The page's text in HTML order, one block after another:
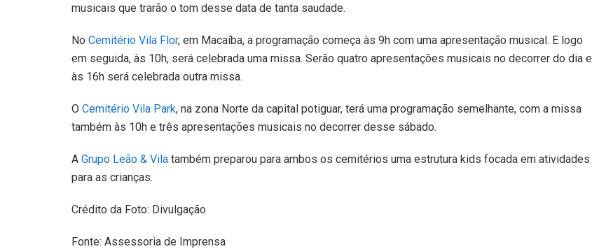
musicais que trarão o tom desse data de tanta saudade.
No Cemitério Vila Flor, em Macaíba, a programação começa às 9h com uma apresentação musical. E logo
em seguida, às 10h, será celebrada uma missa. Serão quatro apresentações musicais no decorrer do dia e
às 16h será celebrada outra missa.
O Cemitério Vila Park, na zona Norte da capital potiguar, terá uma programação semelhante, com a missa
também às 10h e três apresentações musicais no decorrer desse sábado.
A Grupo Leão & Vila também preparou para ambos os cemitérios uma estrutura kids focada em atividades
para as crianças.
Crédito da Foto: Divulgação
Fonte: Assessoria de Imprensa